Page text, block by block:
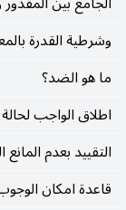
وشرطية القدرة
ما هو الضد؟
اطلاق الواجب
التقييد بعدم
قاعدة امكان
لان هذا
الزوال ،
الظرف
الظرف على